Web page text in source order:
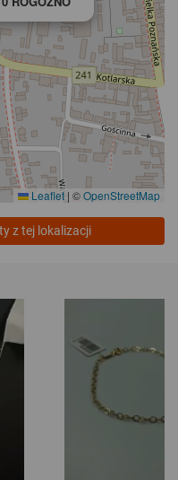
Leaflet | ©OpenStreetMap
z tej lokalizacji